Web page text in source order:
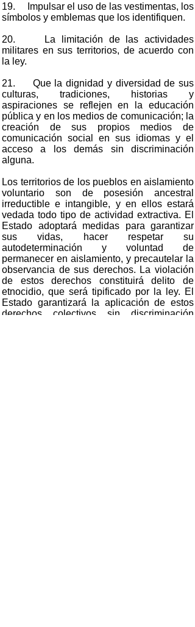
19. Impulsar el uso de las vestimentas, los
símbolos y emblemas que los identifiquen.
20. La limitación de las actividades
militares en sus territorios, de acuerdo con
la ley.
21. Que la dignidad y diversidad de sus
culturas, tradiciones, historias y
aspiraciones se reflejen en la educación
pública y en los medios de comunicación; la
creación de sus propios medios de
comunicación social en sus idiomas y el
acceso a los demás sin discriminación
alguna.
Los territorios de los pueblos en aislamiento
voluntario son de posesión ancestral
irreductible e intangible, y en ellos estará
vedada todo tipo de actividad extractiva. El
Estado adoptará medidas para garantizar
sus vidas, hacer respetar su
autodeterminación y voluntad de
permanecer en aislamiento, y precautelar la
observancia de sus derechos. La violación
de estos derechos constituirá delito de
etnocidio, que será tipificado por la ley. El
Estado garantizará la aplicación de estos
derechos colectivos sin discriminación